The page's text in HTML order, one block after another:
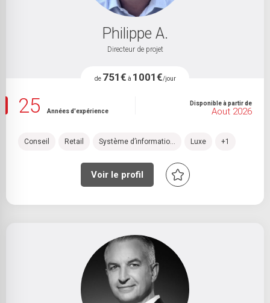
Philippe A.
Directeur de projet
de 751€ à 1001€/jour
25 Années d'expérience
Disponible à partir de
Aout 2026
Conseil Retail Système d’informatio... Luxe +1
Voir le profil